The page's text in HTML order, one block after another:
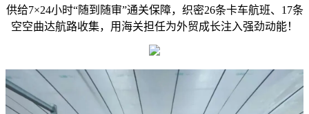
供给7×24小时“随到随审”通关保障，织密26条卡车航班、17条
空空曲达航路收集，用海关担任为外贸成长注入强劲动能！